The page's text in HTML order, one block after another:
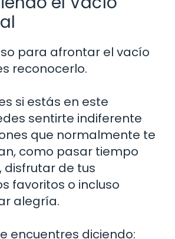
para afrontar el vacío
reconocerlo.
si estás en este
sentirte indiferente
que normalmente te
como pasar tiempo
disfrutar de tus
favoritos o incluso
alegría.
encuentres diciendo: